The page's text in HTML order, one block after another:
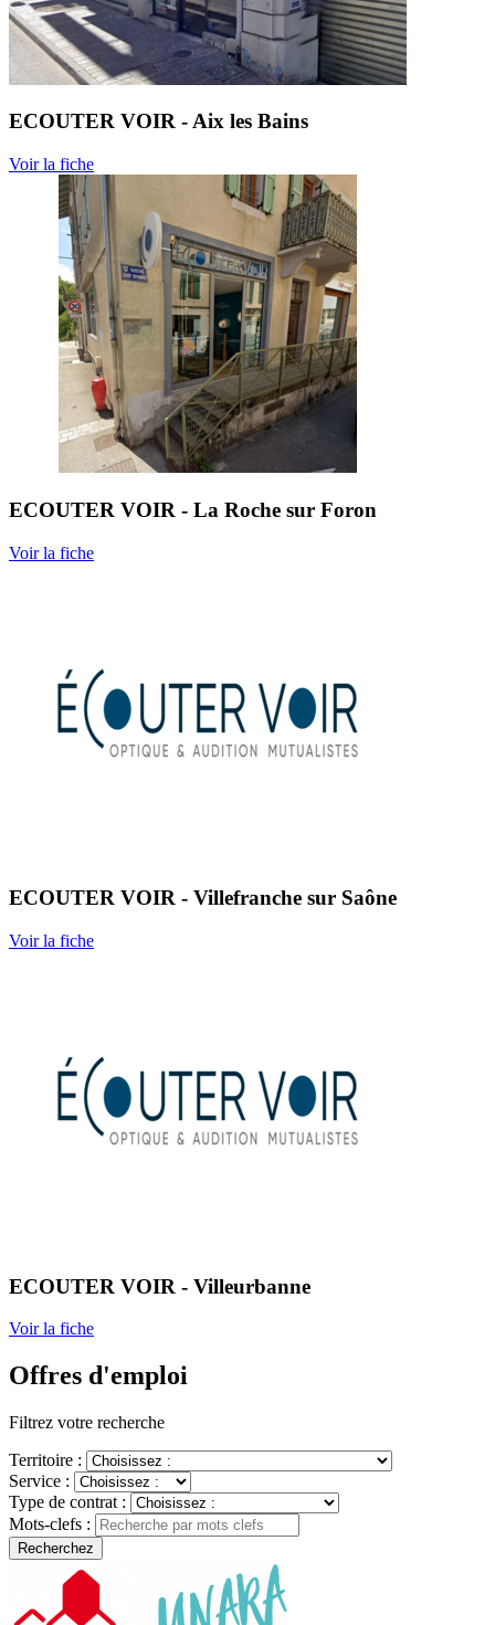
ECOUTER VOIR - Aix les Bains
Voir la fiche
ECOUTER VOIR - La Roche sur Foron
Voir la fiche
ECOUTER VOIR - Villefranche sur Saône
Voir la fiche
ECOUTER VOIR - Villeurbanne
Voir la fiche
Offres d'emploi
Filtrez votre recherche
Territoire :
Service :
Type de contrat :
Mots-clefs :
Recherchez